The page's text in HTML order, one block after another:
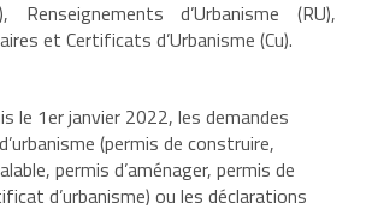
Renseignements d’Urbanisme (RU),
et Certificats d’Urbanisme (Cu).
le 1er janvier 2022, les demandes
(permis de construire,
permis d’aménager, permis de
d’urbanisme) ou les déclarations